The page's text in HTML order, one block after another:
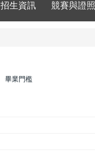
招生資訊 競賽與證照
畢業門檻